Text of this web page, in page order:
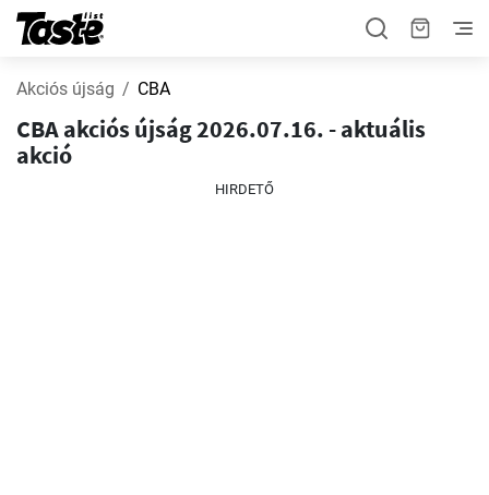
Akciós újság CBA
CBA akciós újság 2026.07.16. - aktuális
akció
HIRDETŐ